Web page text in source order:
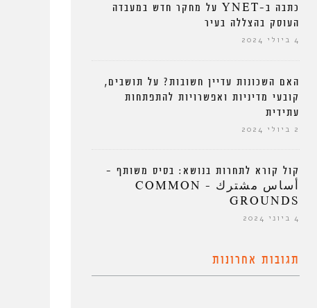
כתבה ב-YNET על מחקר חדש במעבדה
העוסק בהצללה בעיר
4 ביולי 2024
האם השכונות עדיין חשובות? על תושבים,
קובעי מדיניות ואפשרויות להתפתחות
עתידית
2 ביולי 2024
קול קורא לתחרות בנושא: בסיס משותף –
أساس مشترك – COMMON
GROUNDS
4 ביוני 2024
תגובות אחרונות